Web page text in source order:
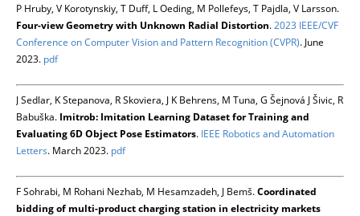
P Hruby, V Korotynskiy, T Duff, L Oeding, M Pollefeys, T Pajdla, V Larsson.
Four-view Geometry with Unknown Radial Distortion.2023 IEEE/CVF
Conference on Computer Vision and Pattern Recognition (CVPR). June
2023. pdf
J Sedlar, K Stepanova, R Skoviera, J K Behrens, M Tuna, G Šejnová J Šivic, R
Babuška. Imitrob: Imitation Learning Dataset for Training and
Evaluating 6D Object Pose Estimators. IEEE Robotics and Automation
Letters. March 2023. pdf
F Sohrabi, M Rohani Nezhab, M Hesamzadeh, J Bemš.Coordinated
bidding of multi-product charging station in electricity markets